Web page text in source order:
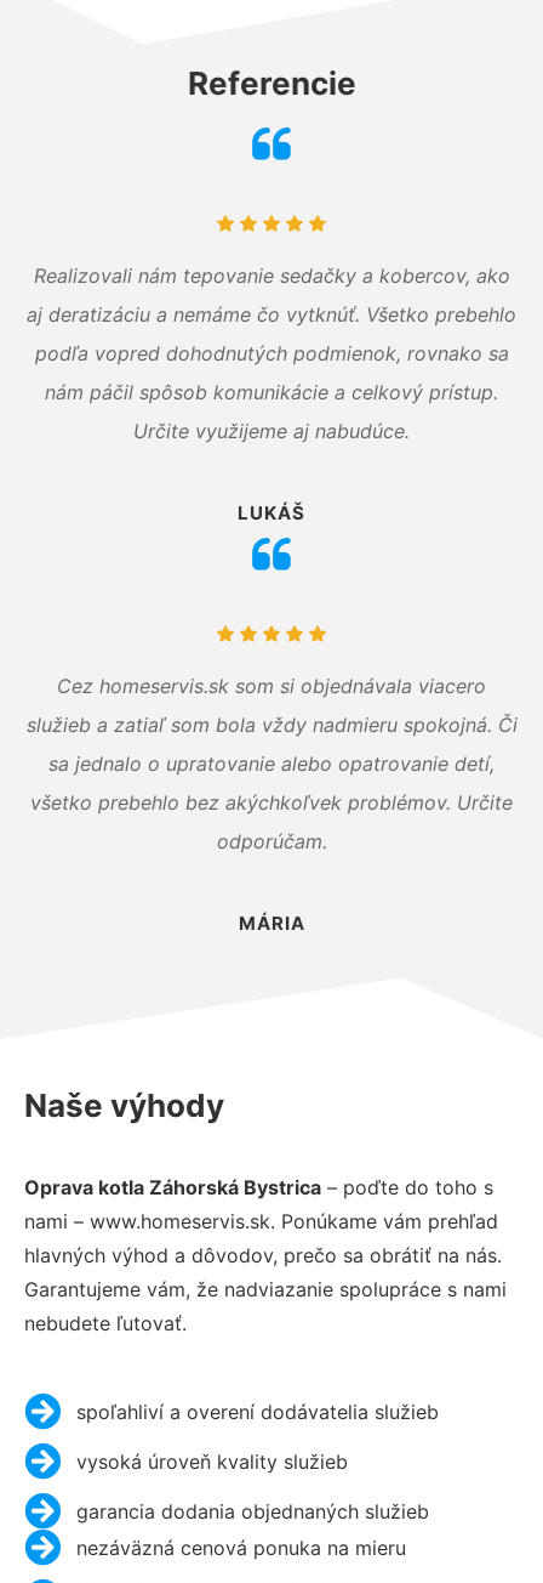
Referencie
Realizovali nám tepovanie sedačky a kobercov, ako
aj deratizáciu a nemáme čo vytknúť. Všetko prebehlo
podľa vopred dohodnutých podmienok, rovnako sa
nám páčil spôsob komunikácie a celkový prístup.
Určite využijeme aj nabudúce.
LUKÁŠ
Cez homeservis.sk som si objednávala viacero
služieb a zatiaľ som bola vždy nadmieru spokojná. Či
sa jednalo o upratovanie alebo opatrovanie detí,
všetko prebehlo bez akýchkoľvek problémov. Určite
odporúčam.
MÁRIA
Naše výhody
Oprava kotla Záhorská Bystrica – poďte do toho s
nami – www.homeservis.sk. Ponúkame vám prehľad
hlavných výhod a dôvodov, prečo sa obrátiť na nás.
Garantujeme vám, že nadviazanie spolupráce s nami
nebudete ľutovať.
spoľahliví a overení dodávatelia služieb
vysoká úroveň kvality služieb
garancia dodania objednaných služieb
nezáväzná cenová ponuka na mieru